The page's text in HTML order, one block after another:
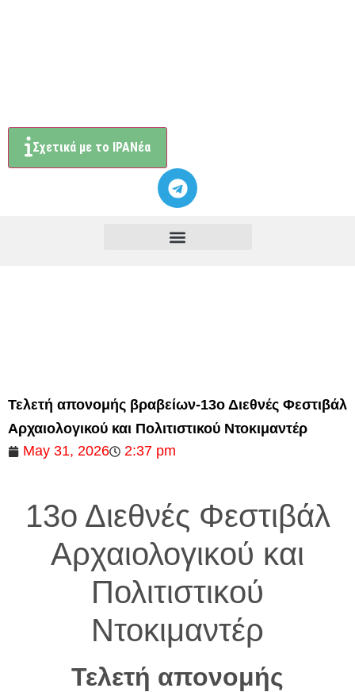
Σχετικά με το ΙΡΑΝέα
Τελετή απονομής βραβείων-13ο Διεθνές Φεστιβάλ
Αρχαιολογικού και Πολιτιστικού Ντοκιμαντέρ
May 31, 2026
2:37 pm
13ο Διεθνές Φεστιβάλ
Αρχαιολογικού και
Πολιτιστικού
Ντοκιμαντέρ
Τελετή απονομής